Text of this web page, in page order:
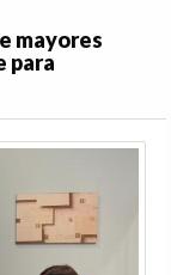
mayores
para